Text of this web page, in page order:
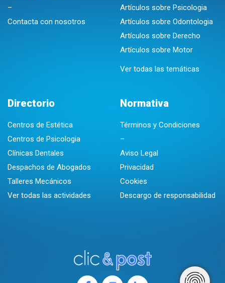
–
Contacta con nosotros
Artículos sobre Psicologia
Artículos sobre Odontologia
Artículos sobre Derecho
Artículos sobre Motor
Ver todas las temáticas
Directorio
Centros de Estética
Centros de Psicologia
Clínicas Dentales
Despachos de Abogados
Talleres Mecánicos
Ver todas las actividades
Normativa
Términos y Condiciones
–
Aviso Legal
Privacidad
Cookies
Descargo de responsabilidad